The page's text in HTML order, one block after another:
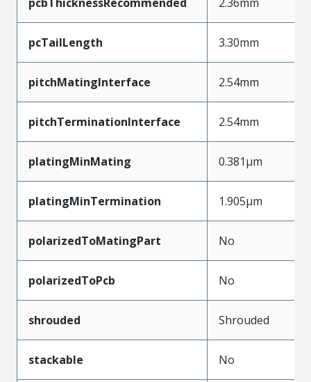
pcTailLength 3.30mm
pitchMatingInterface 2.54mm
pitchTerminationInterface 2.54mm
platingMinMating 0.381µm
platingMinTermination 1.905µm
polarizedToMatingPart No
polarizedToPcb No
shrouded Shrouded
stackable No